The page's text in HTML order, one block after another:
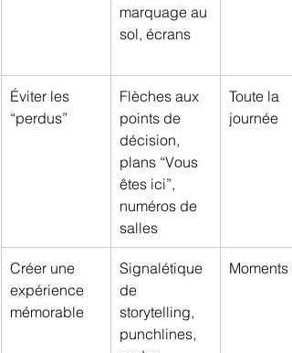
marquage au
sol, écrans
Éviter les
“perdus”
Flèches aux
points de
décision,
plans “Vous
êtes ici”,
numéros de
salles
Toute la
journée
Créer une
expérience
mémorable
Signalétique
de
storytelling,
punchlines,
Moments